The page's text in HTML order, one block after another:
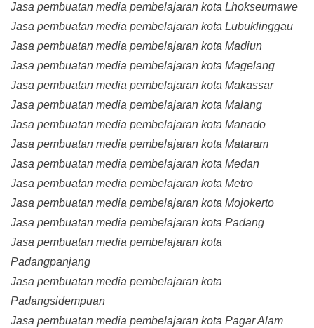
Jasa pembuatan media pembelajaran kota Lhokseumawe
Jasa pembuatan media pembelajaran kota Lubuklinggau
Jasa pembuatan media pembelajaran kota Madiun
Jasa pembuatan media pembelajaran kota Magelang
Jasa pembuatan media pembelajaran kota Makassar
Jasa pembuatan media pembelajaran kota Malang
Jasa pembuatan media pembelajaran kota Manado
Jasa pembuatan media pembelajaran kota Mataram
Jasa pembuatan media pembelajaran kota Medan
Jasa pembuatan media pembelajaran kota Metro
Jasa pembuatan media pembelajaran kota Mojokerto
Jasa pembuatan media pembelajaran kota Padang
Jasa pembuatan media pembelajaran kota
Padangpanjang
Jasa pembuatan media pembelajaran kota
Padangsidempuan
Jasa pembuatan media pembelajaran kota Pagar Alam